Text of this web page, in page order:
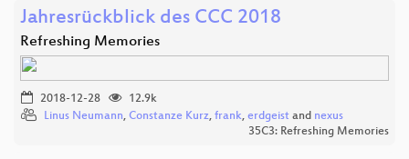
Jahresrückblick des CCC 2018
Refreshing Memories
2018-12-28
12.9k
Linus Neumann, Constanze Kurz, frank, erdgeist and nexus
35C3: Refreshing Memories